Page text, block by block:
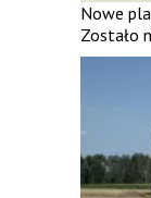
Nowe
Zostało